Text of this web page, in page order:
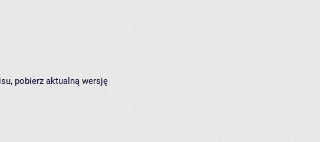
pobierz aktualną wersję